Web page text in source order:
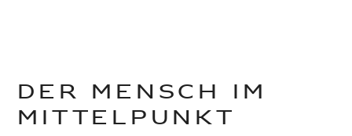
Der Mensch im
Mittel­punkt